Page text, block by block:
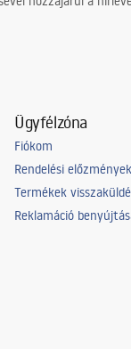
Ügyfélzóna
Fiókom
Rendelési előzmények
Termékek
Reklamáció